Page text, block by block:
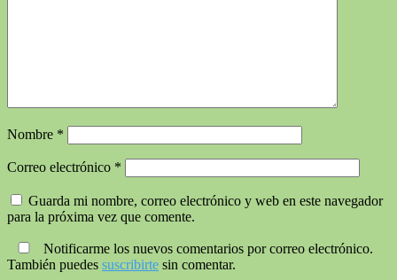
Nombre *
Correo electrónico *
Guarda mi nombre, correo electrónico y web en este navegador
para la próxima vez que comente.
Notificarme los nuevos comentarios por correo electrónico.
También puedes suscribirte sin comentar.